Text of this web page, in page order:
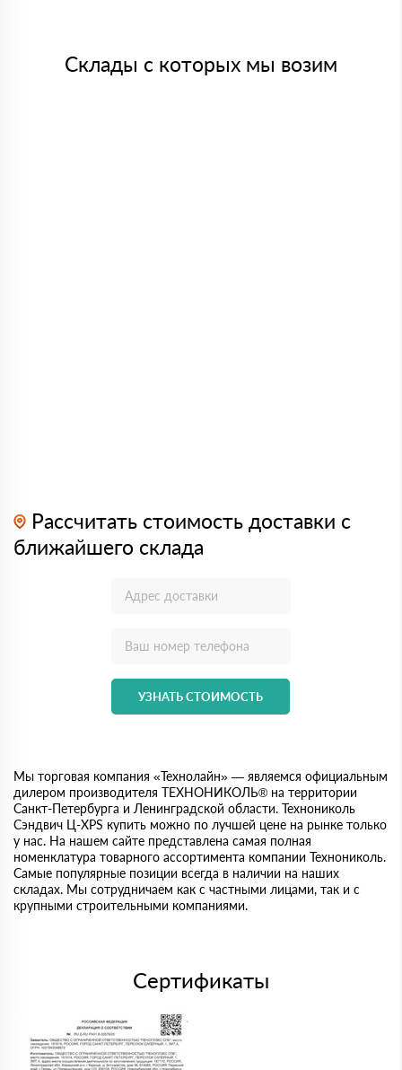
Склады с которых мы возим
Рассчитать стоимость доставки с
ближайшего склада
УЗНАТЬ СТОИМОСТЬ
Мы торговая компания «Технолайн» — являемся официальным
дилером производителя ТЕХНОНИКОЛЬ® на территории
Санкт-Петербурга и Ленинградской области. Технониколь
Сэндвич Ц-XPS купить можно по лучшей цене на рынке только
у нас. На нашем сайте представлена самая полная
номенклатура товарного ассортимента компании Технониколь.
Самые популярные позиции всегда в наличии на наших
складах. Мы сотрудничаем как с частными лицами, так и с
крупными строительными компаниями.
Сертификаты